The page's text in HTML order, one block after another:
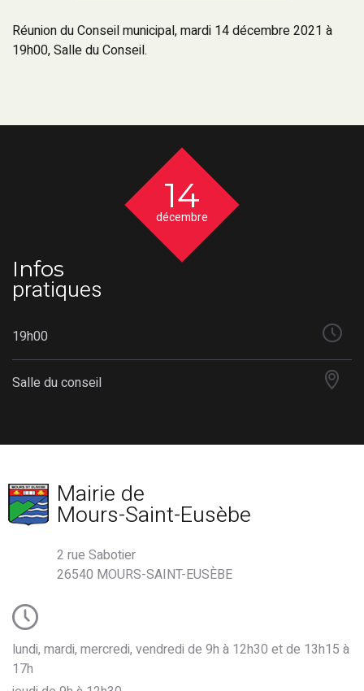
Réunion du Conseil municipal, mardi 14 décembre 2021 à
19h00, Salle du Conseil.
14
décembre
Infos
pratiques
19h00
Salle du conseil
Mairie de
Mours-Saint-Eusèbe
2 rue Sabotier
26540 MOURS-SAINT-EUSÈBE
lundi, mardi, mercredi, vendredi de 9h à 12h30 et de 13h15 à
17h